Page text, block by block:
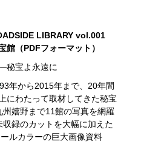
LIBRARY vol.001
館（PDFフォーマット）
宝よ永遠に
年から2015年まで、20年間
にわたって取材してきた秘宝
州嬉野まで11館の写真を網羅
収録のカットを大幅に加えた
ルカラーの巨大画像資料